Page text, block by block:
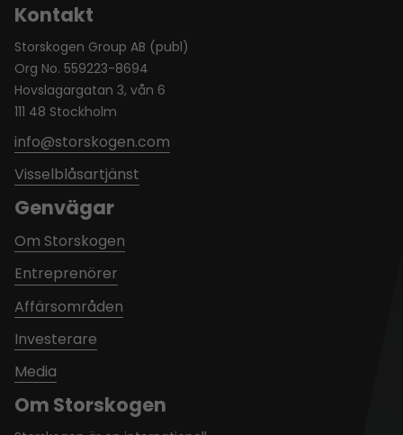
Om Storskogen
Kontakt
Storskogen Group AB (publ)
Org No. 559223-8694
Hovslagargatan 3, vån 6
111 48 Stockholm
info@storskogen.com
Visselblåsartjänst
Genvägar
Om Storskogen
Entreprenörer
Affärsområden
Investerare
Media